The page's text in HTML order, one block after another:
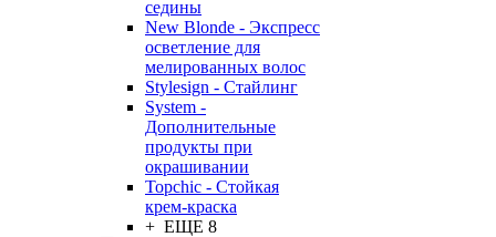
седины
New Blonde - Экспресс
осветление для
мелированных волос
Stylesign - Стайлинг
System -
Дополнительные
продукты при
окрашивании
Topchic - Стойкая
крем-краска
+ ЕЩЕ 8